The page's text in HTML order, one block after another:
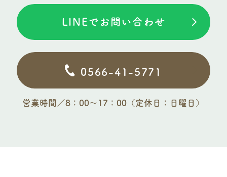
LINEでお問い合わせ
0566-41-5771
営業時間／8：00〜17：00（定休日：日曜日）